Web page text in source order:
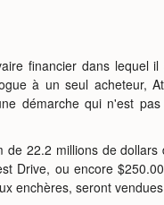
financier dans lequel
à un seul acheteur,
démarche qui n'est
22.2 millions de
Drive, ou encore
enchères, seront